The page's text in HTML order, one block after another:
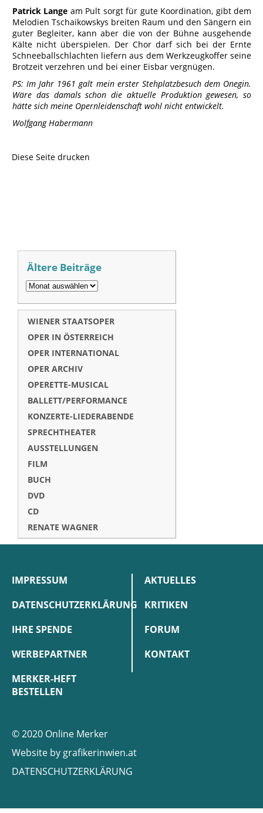
Patrick Lange am Pult sorgt für gute Koordination, gibt dem
Melodien Tschaikowskys breiten Raum und den Sängern ein
guter Begleiter, kann aber die von der Bühne ausgehende
Kälte nicht überspielen. Der Chor darf sich bei der Ernte
Schneeballschlachten liefern aus dem Werkzeugkoffer seine
Brotzeit verzehren und bei einer Eisbar vergnügen.
PS: Im Jahr 1961 galt mein erster Stehplatzbesuch dem Onegin.
Wäre das damals schon die aktuelle Produktion gewesen, so
hätte sich meine Opernleidenschaft wohl nicht entwickelt.
Wolfgang Habermann
Diese Seite drucken
Ältere Beiträge
WIENER STAATSOPER
OPER IN ÖSTERREICH
OPER INTERNATIONAL
OPER ARCHIV
OPERETTE-MUSICAL
BALLETT/PERFORMANCE
KONZERTE-LIEDERABENDE
SPRECHTHEATER
AUSSTELLUNGEN
FILM
BUCH
DVD
CD
RENATE WAGNER
IMPRESSUM
DATENSCHUTZERKLÄRUNG
IHRE SPENDE
WERBEPARTNER
MERKER-HEFT
BESTELLEN
AKTUELLES
KRITIKEN
FORUM
KONTAKT
© 2020 Online Merker
Website by grafikerinwien.at
DATENSCHUTZERKLÄRUNG